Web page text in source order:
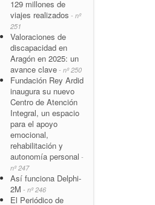
129 millones de
viajes realizados - nº
251
Valoraciones de
discapacidad en
Aragón en 2025: un
avance clave - nº 250
Fundación Rey Ardid
inaugura su nuevo
Centro de Atención
Integral, un espacio
para el apoyo
emocional,
rehabilitación y
autonomía personal -
nº 247
Así funciona Delphi-
2M - nº 246
El Periódico de